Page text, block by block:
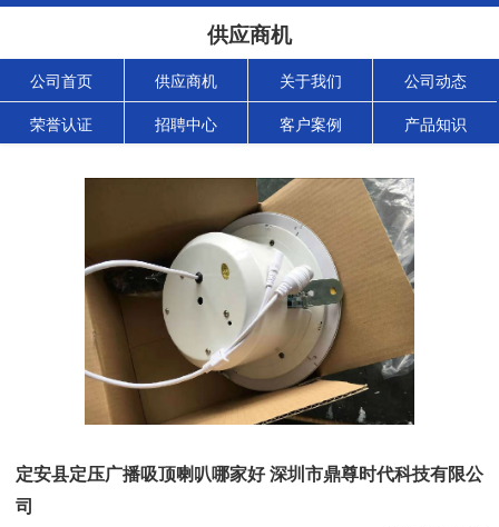
供应商机
公司首页 供应商机 关于我们 公司动态
荣誉认证 招聘中心 客户案例 产品知识
定安县定压广播吸顶喇叭哪家好 深圳市鼎尊时代科技有限公
司